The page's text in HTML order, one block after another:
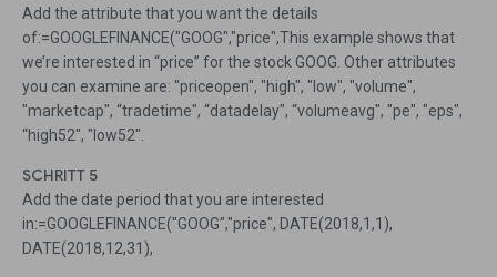
Add the attribute that you want the details
of:=GOOGLEFINANCE("GOOG","price",This example shows that
we’re interested in “price” for the stock GOOG. Other attributes
you can examine are: "priceopen", "high", "low", "volume",
"marketcap", “tradetime", “datadelay", “volumeavg", "pe", "eps",
“high52", "low52".
SCHRITT 5
Add the date period that you are interested
in:=GOOGLEFINANCE("GOOG","price", DATE(2018,1,1),
DATE(2018,12,31),